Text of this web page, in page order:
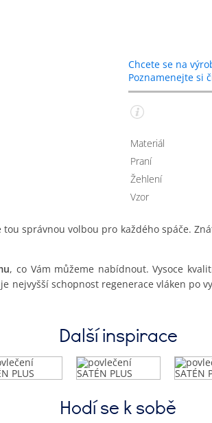
Chcete se na
Poznamenejte si
Materiál
Praní
Žehlení
Vzor
tou správnou volbou pro každého spáče.
, co Vám můžeme nabídnout. Vysoce
nejvyšší schopnost regenerace vláken po
Další inspirace
Hodí se k sobě